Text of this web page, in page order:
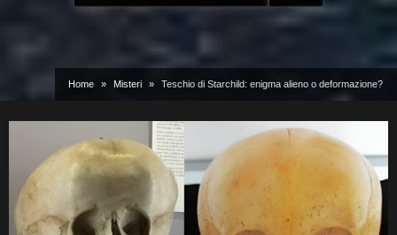
per:
Home Misteri Teschio di Starchild: enigma alieno o deformazione?